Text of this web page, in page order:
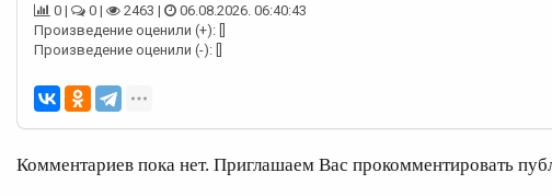
0 |
0 | 2463 |
06.08.2026. 06:40:43
Произведение оценили (+): []
Произведение оценили (-): []
Комментариев пока нет. Приглашаем Вас прокомментировать